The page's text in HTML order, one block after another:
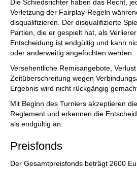
Die Schiedsrichter haben das Recht,
Verletzung der Fairplay-Regeln
disqualifizieren. Der disqualifizierte
Partien, die er gespielt hat, als
Entscheidung ist endgültig und kann
oder anderweitig angefochten werden.
Versehentliche Remisangebote,
Zeitüberschreitung wegen
Ergebnis wird nicht rückgängig
Mit Beginn des Turniers akzeptieren
Reglement und erkennen die
als endgültig an.
Preisfonds
Der Gesamtpreisfonds beträgt 2600